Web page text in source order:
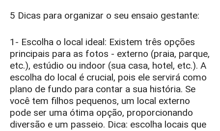
5 Dicas para organizar o seu ensaio gestante:
1- Escolha o local ideal: Existem três opções
principais para as fotos - externo (praia, parque,
etc.), estúdio ou indoor (sua casa, hotel, etc.). A
escolha do local é crucial, pois ele servirá como
plano de fundo para contar a sua história. Se
você tem filhos pequenos, um local externo
pode ser uma ótima opção, proporcionando
diversão e um passeio. Dica: escolha locais que